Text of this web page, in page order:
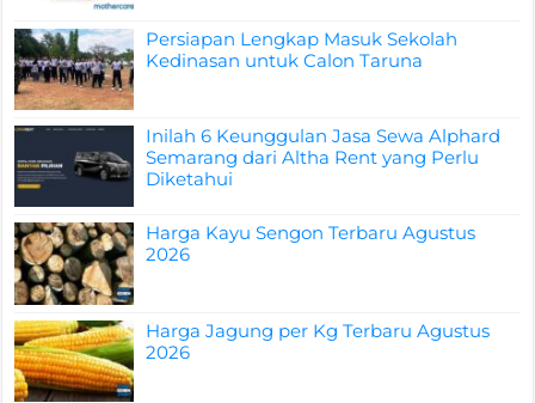
Persiapan Lengkap Masuk Sekolah
Kedinasan untuk Calon Taruna
Inilah 6 Keunggulan Jasa Sewa Alphard
Semarang dari Altha Rent yang Perlu
Diketahui
Harga Kayu Sengon Terbaru Agustus
2026
Harga Jagung per Kg Terbaru Agustus
2026